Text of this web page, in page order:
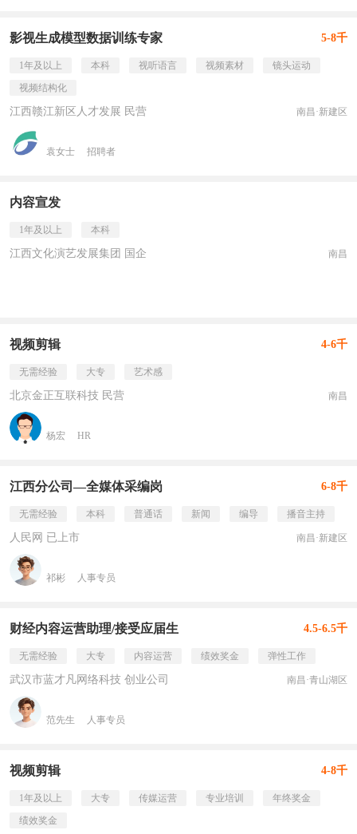
影视生成模型数据训练专家 5-8千
1年及以上 本科 视听语言 视频素材
镜头运动
视频结构化
江西赣江新区人才发展 民营 南昌·新建区
袁女士 招聘者
内容宣发
1年及以上 本科
江西文化演艺发展集团 国企 南昌
视频剪辑 4-6千
无需经验 大专 艺术感
北京金正互联科技 民营 南昌
杨宏 HR
江西分公司—全媒体采编岗 6-8千
无需经验 本科 普通话 新闻 编导 播音主持
人民网 已上市 南昌·新建区
祁彬 人事专员
财经内容运营助理/接受应届生 4.5-6.5千
无需经验 大专 内容运营 绩效奖金 弹性工作
武汉市蓝才凡网络科技 创业公司 南昌·青山湖区
范先生 人事专员
视频剪辑 4-8千
1年及以上 大专 传媒运营 专业培训
年终奖金
绩效奖金